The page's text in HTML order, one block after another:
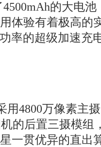
的大电池
体验有着极高的
功率的超级加速充
用4800万像素主
的后置三摄模组
一贯优异的直出